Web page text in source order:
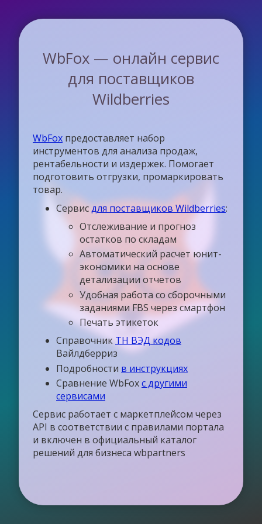
WbFox — онлайн сервис
для поставщиков
Wildberries
WbFox предоставляет набор
инструментов для анализа продаж,
рентабельности и издержек. Помогает
подготовить отгрузки, промаркировать
товар.
Сервисдля поставщиков Wildberries:
Отслеживание и прогноз
остатков по складам
Автоматический расчет юнит-
экономики на основе
детализации отчетов
Удобная работа со сборочными
заданиями FBS через смартфон
Печать этикеток
Справочник ТН ВЭД кодов
Вайлдберриз
Подробности в инструкциях
Сравнение WbFoxс другими
сервисами
Сервис работает с маркетплейсом через
API в соответствии с правилами портала
и включен в официальный каталог
решений для бизнеса wbpartners